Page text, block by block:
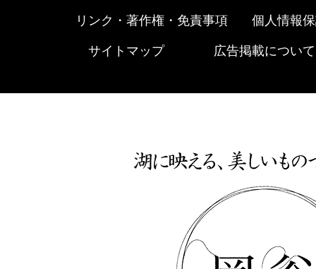
リンク・著作権・免責事項 個人情報
サイトマップ 広告掲載について